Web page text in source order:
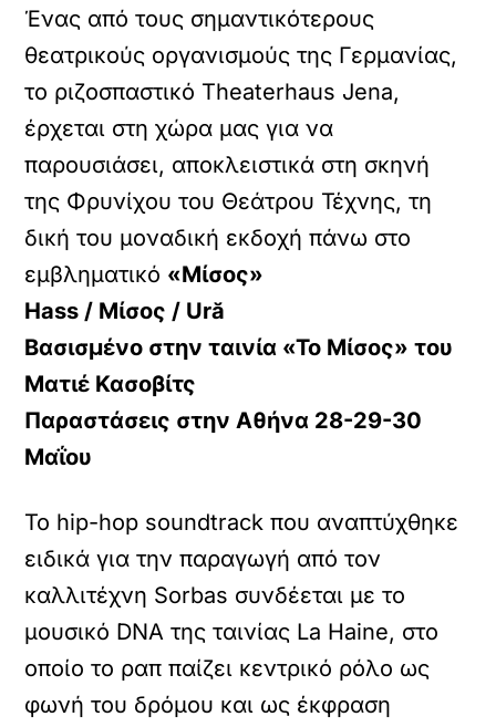
Ένας από τους σημαντικότερους
θεατρικούς οργανισμούς της Γερμανίας,
το ριζοσπαστικό Theaterhaus Jena,
έρχεται στη χώρα μας για να
παρουσιάσει, αποκλειστικά στη σκηνή
της Φρυνίχου του Θεάτρου Τέχνης, τη
δική του μοναδική εκδοχή πάνω στο
εμβληματικό «Μίσος»
Hass / Μίσος / Ură
Βασισμένο στην ταινία «Το Μίσος» του
Ματιέ Κασοβίτς
Παραστάσεις στην Αθήνα 28-29-30
Μαΐου
Το hip-hop soundtrack που αναπτύχθηκε
ειδικά για την παραγωγή από τον
καλλιτέχνη Sorbas συνδέεται με το
μουσικό DNA της ταινίας La Haine, στο
οποίο το ραπ παίζει κεντρικό ρόλο ως
φωνή του δρόμου και ως έκφραση